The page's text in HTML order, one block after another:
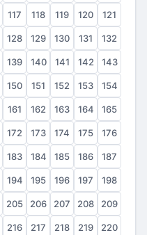
117 118 119 120 121
128 129 130 131 132
139 140 141 142 143
150 151 152 153 154
161 162 163 164 165
172 173 174 175 176
183 184 185 186 187
194 195 196 197 198
205 206 207 208 209
216 217 218 219 220